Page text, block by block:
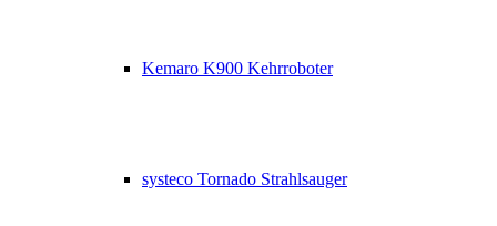
Kemaro K900 Kehrroboter
systeco Tornado Strahlsauger